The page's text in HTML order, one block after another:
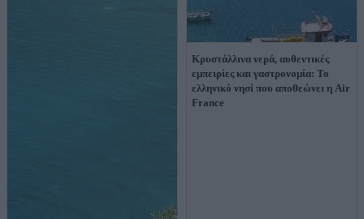
Κρυστάλλινα νερά, αυθεντικές
εμπειρίες και γαστρονομία: Το
ελληνικό νησί που αποθεώνει η Air
France